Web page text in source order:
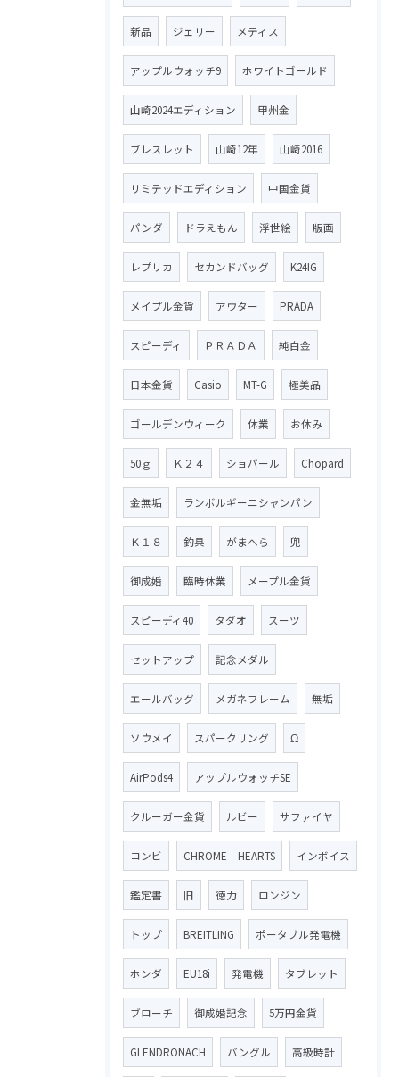
新品 ジェリー メティス
アップルウォッチ9 ホワイトゴールド
山崎2024エディション 甲州金
ブレスレット 山崎12年 山崎2016
リミテッドエディション 中国金貨
パンダ ドラえもん 浮世絵 版画
レプリカ セカンドバッグ K24IG
メイプル金貨 アウター PRADA
スピーディ ＰＲＡＤＡ 純白金
日本金貨 Casio MT-G 極美品
ゴールデンウィーク 休業 お休み
50ｇ Ｋ２４ ショパール Chopard
金無垢 ランボルギーニシャンパン
Ｋ１８ 釣具 がまへら 兜
御成婚 臨時休業 メープル金貨
スピーディ40 タダオ スーツ
セットアップ 記念メダル
エールバッグ メガネフレーム 無垢
ソウメイ スパークリング Ω
AirPods4 アップルウォッチSE
クルーガー金貨 ルビー サファイヤ
コンビ CHROME HEARTS インボイス
鑑定書 旧 徳力 ロンジン
トップ BREITLING ポータブル発電機
ホンダ EU18i 発電機 タブレット
ブローチ 御成婚記念 5万円金貨
GLENDRONACH バングル 高級時計